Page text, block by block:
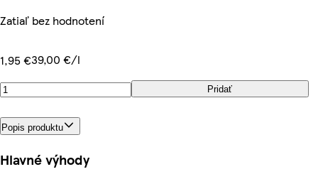
Zatiaľ bez hodnotení
1,95 €39,00 €/l
Pridať
Popis produktu
Hlavné výhody